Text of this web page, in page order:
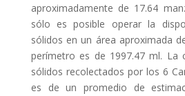
aproximadamente de 17.64
sólo es posible operar la
sólidos en un área aproximada
perímetro es de 1997.47 ml. La
sólidos recolectados por los 6
es de un promedio de